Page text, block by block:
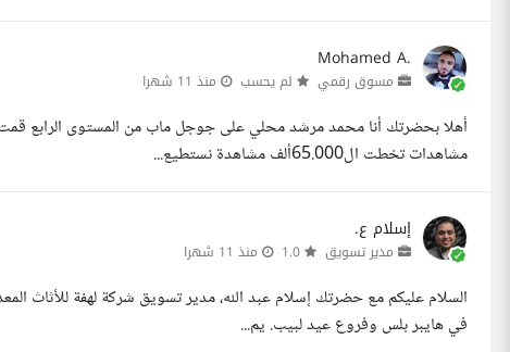
Mohamed A.
مسوق رقمي لم يحسب منذ 11 شهرا
أهلا بحضرتك أنا محمد مرشد محلي على جوجل ماب من المستوى الرابع قمت
مشاهدات تخطت ال65.000ألف مشاهدة نستطيع...
إسلام ع.
مدير تسويق منذ 11 شهرا
السلام عليكم مع حضرتك إسلام عبد الله، مدير تسويق شركة لهفة للأثاث
في هايبر بلس وفروع عيد لبيب. يم...